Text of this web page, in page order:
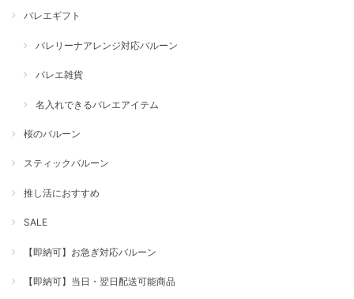
バレエギフト
バレリーナアレンジ対応バルーン
バレエ雑貨
名入れできるバレエアイテム
桜のバルーン
スティックバルーン
推し活におすすめ
SALE
【即納可】お急ぎ対応バルーン
【即納可】当日・翌日配送可能商品